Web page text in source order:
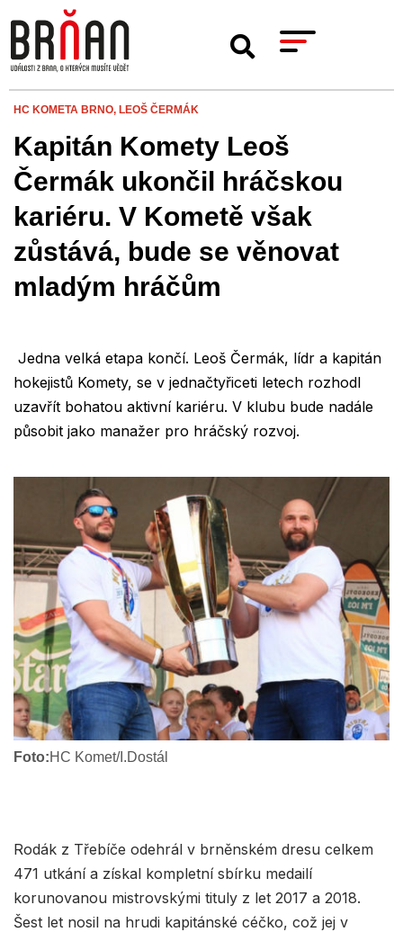
HC KOMETA BRNO, LEOŠ ČERMÁK
Kapitán Komety Leoš
Čermák ukončil hráčskou
kariéru. V Kometě však
zůstává, bude se věnovat
mladým hráčům
Jedna velká etapa končí. Leoš Čermák, lídr a kapitán
hokejistů Komety, se v jednačtyřiceti letech rozhodl
uzavřít bohatou aktivní kariéru. V klubu bude nadále
působit jako manažer pro hráčský rozvoj.
Foto:HC Komet/I.Dostál
Rodák z Třebíče odehrál v brněnském dresu celkem
471 utkání a získal kompletní sbírku medailí
korunovanou mistrovskými tituly z let 2017 a 2018.
Šest let nosil na hrudi kapitánské céčko, což jej v